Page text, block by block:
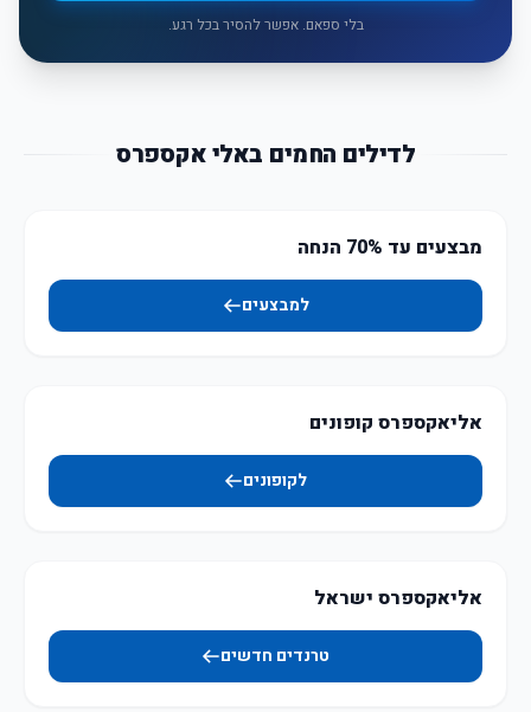
בלי ספאם. אפשר להסיר בכל רגע.
לדילים החמים באלי אקספרס
מבצעים עד 70% הנחה
למבצעים
אליאקספרס קופונים
לקופונים
אליאקספרס ישראל
טרנדים חדשים